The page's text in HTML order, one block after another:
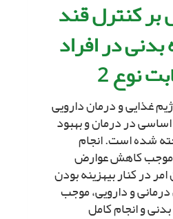
بر کنترل قند
در افراد
نوع 2
غذایى و درمان دارویى
در درمان و بهبود
2 شناخته شده است. انجام
موجب کاهش عوارض
در کنار بى‏هزینه بودن
و دارویى، موجب
و انجام کامل